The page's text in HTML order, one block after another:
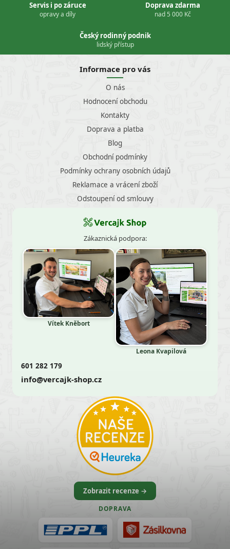
Servis i po záruce
opravy a díly
Doprava zdarma
nad 5 000 Kč
Český rodinný podnik
lidský přístup
Informace pro vás
O nás
Hodnocení obchodu
Kontakty
Doprava a platba
Blog
Obchodní podmínky
Podmínky ochrany osobních údajů
Reklamace a vrácení zboží
Odstoupení od smlouvy
Zákaznická podpora:
Vítek Kněbort
Leona Kvapilová
601 282 179
info@vercajk-shop.cz
Zobrazit recenze →
DOPRAVA